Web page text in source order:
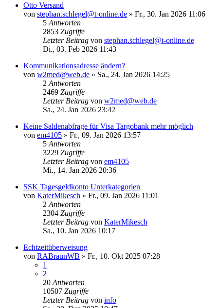
Otto Versand
von stephan.schlegel@t-online.de » Fr., 30. Jan 2026 11:06
5 Antworten
2853 Zugriffe
Letzter Beitrag von stephan.schlegel@t-online.de
Di., 03. Feb 2026 11:43
Kommunikationsadresse ändern?
von w2med@web.de » Sa., 24. Jan 2026 14:25
2 Antworten
2469 Zugriffe
Letzter Beitrag von w2med@web.de
Sa., 24. Jan 2026 23:42
Keine Saldenabfrage für Visa Targobank mehr möglich
von em4105 » Fr., 09. Jan 2026 13:57
5 Antworten
3229 Zugriffe
Letzter Beitrag von em4105
Mi., 14. Jan 2026 20:36
SSK Tagesgeldkonto Unterkategorien
von KaterMikesch » Fr., 09. Jan 2026 11:01
2 Antworten
2304 Zugriffe
Letzter Beitrag von KaterMikesch
Sa., 10. Jan 2026 10:17
Echtzeitüberweisung
von RABraunWB » Fr., 10. Okt 2025 07:28
1
2
20 Antworten
10507 Zugriffe
Letzter Beitrag von info